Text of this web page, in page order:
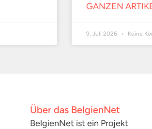
GANZEN
9. Juli 2026 Keine
Über das BelgienNet
BelgienNet ist ein Projekt